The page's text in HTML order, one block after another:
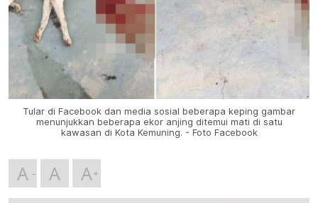
Tular di Facebook dan media sosial beberapa keping gambar
menunjukkan beberapa ekor anjing ditemui mati di satu
kawasan di Kota Kemuning. - Foto Facebook
A A A